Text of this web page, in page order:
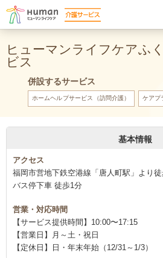
ヒューマンライフケアふ
ビス
併設するサービス
ホームヘルプサービス（訪問介護） ケアプ
基本情報
アクセス
福岡市営地下鉄空港線「唐人町駅」より徒
バス停下車 徒歩1分
営業・対応時間
【サービス提供時間】10:00〜17:15
【営業日】月～土・祝日
【定休日】日・年末年始（12/31～1/3）